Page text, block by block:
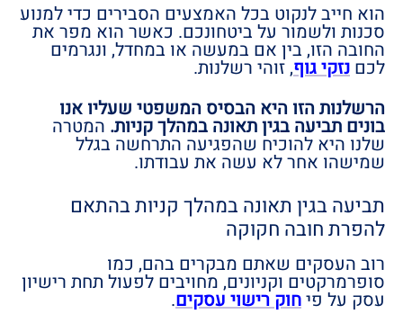
הוא חייב לנקוט בכל האמצעים הסבירים כדי למנוע
סכנות ולשמור על ביטחונכם. כאשר הוא מפר את
החובה הזו, בין אם במעשה או במחדל, ונגרמים
לכם נזקי גוף, זוהי רשלנות.
הרשלנות הזו היא הבסיס המשפטי שעליו אנו
בונים תביעה בגין תאונה במהלך קניות. המטרה
שלנו היא להוכיח שהפגיעה התרחשה בגלל
שמישהו אחר לא עשה את עבודתו.
תביעה בגין תאונה במהלך קניות בהתאם
להפרת חובה חקוקה
רוב העסקים שאתם מבקרים בהם, כמו
סופרמרקטים וקניונים, מחויבים לפעול תחת רישיון
עסק על פיחוק רישוי עסקים.